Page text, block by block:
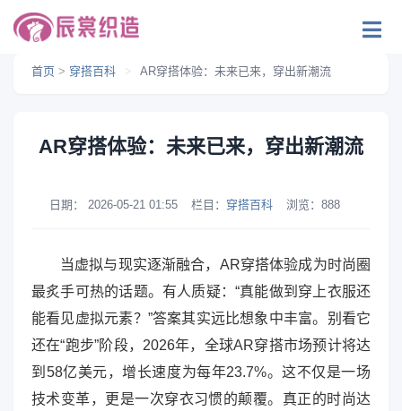
首页 > 穿搭百科 > AR穿搭体验：未来已来，穿出新潮流
AR穿搭体验：未来已来，穿出新潮流
日期： 2026-05-21 01:55 栏目： 穿搭百科 浏览： 888
当虚拟与现实逐渐融合，AR穿搭体验成为时尚圈
最炙手可热的话题。有人质疑：“真能做到穿上衣服还
能看见虚拟元素？”答案其实远比想象中丰富。别看它
还在“跑步”阶段，2026年，全球AR穿搭市场预计将达
到58亿美元，增长速度为每年23.7%。这不仅是一场
技术变革，更是一次穿衣习惯的颠覆。真正的时尚达